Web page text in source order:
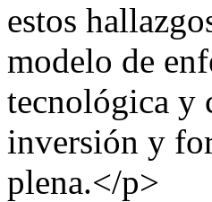
estos
modelo de
tecnológica y
inversión y
plena.</p>